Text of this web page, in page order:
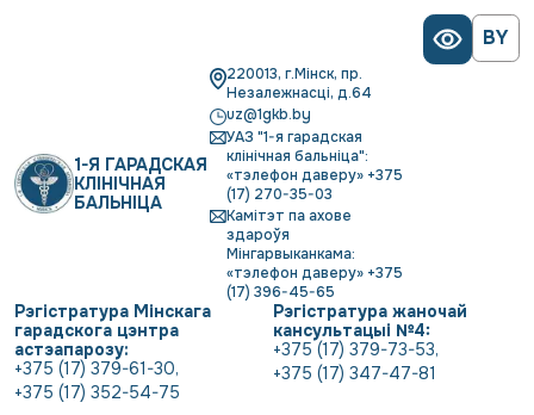
BY
1-Я ГАРАДСКАЯ
КЛІНІЧНАЯ
БАЛЬНІЦА
220013, г.Мінск, пр.
Незалежнасці, д.64
uz@1gkb.by
УАЗ "1-я гарадская
клінічная бальніца":
«тэлефон даверу» +375
(17) 270-35-03
Камітэт па ахове
здароўя
Мінгарвыканкама:
«тэлефон даверу» +375
(17) 396-45-65
Рэгістратура Мінскага
гарадскога цэнтра
астэапарозу:
+375 (17) 379-61-30,
+375 (17) 352-54-75
Рэгістратура жаночай
кансультацыі №4:
+375 (17) 379-73-53,
+375 (17) 347-47-81